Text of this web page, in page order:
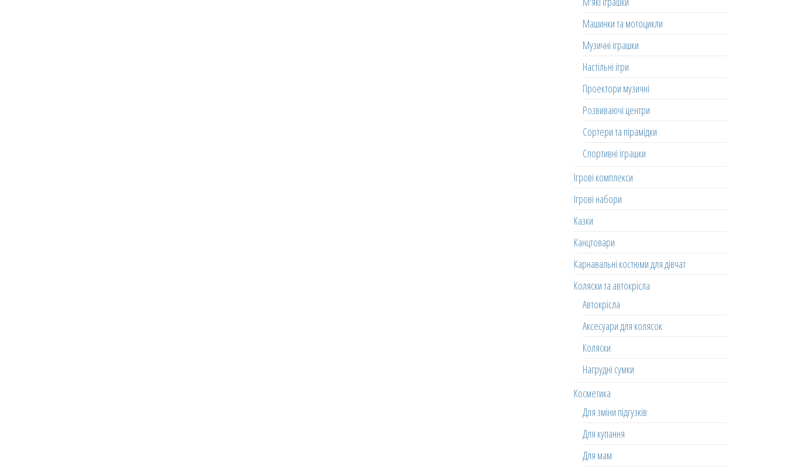
Машинки та мотоцикли
Музичні іграшки
Настільні ігри
Проектори музичні
Розвиваючі центри
Сортери та пірамідки
Спортивні іграшки
Ігрові комплекси
Ігрові набори
Казки
Канцтовари
Карнавальні костюми для дівчат
Коляски та автокрісла
Автокрісла
Аксесуари для колясок
Коляски
Нагрудні сумки
Косметика
Для зміни підгузків
Для купання
Для мам